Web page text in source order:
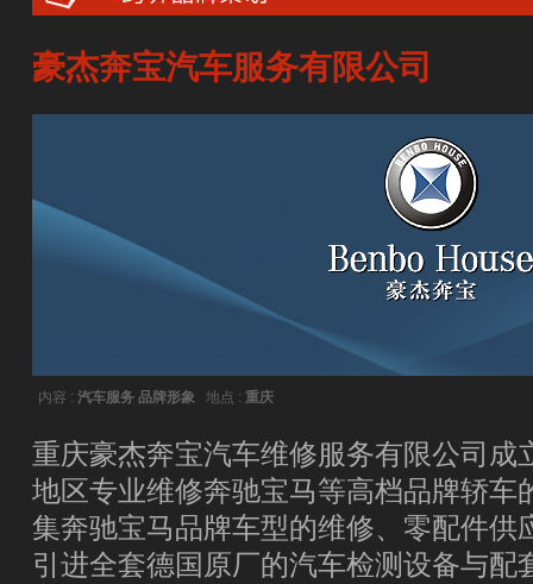
豪杰奔宝汽车服务有限公司
内容 : 汽车服务 品牌形象 地点 : 重庆
重庆豪杰奔宝汽车维修服务有限公司成
地区专业维修奔驰宝马等高档品牌轿车
集奔驰宝马品牌车型的维修、零配件供
引进全套德国原厂的汽车检测设备与配